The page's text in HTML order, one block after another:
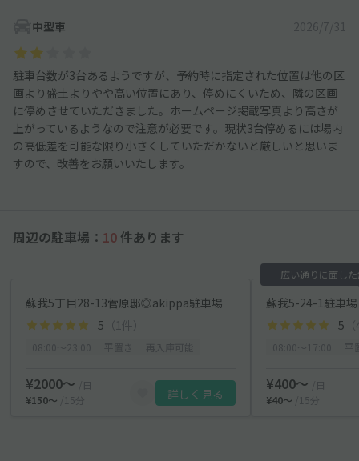
中型車 2026/7/31
駐車台数が3台あるようですが、予約時に指定された位置は他の区
画より盛土よりやや高い位置にあり、停めにくいため、隣の区画
に停めさせていただきました。ホームページ掲載写真より高さが
上がっているようなので注意が必要です。現状3台停めるには場内
の高低差を可能な限り小さくしていただかないと厳しいと思いま
すので、改善をお願いいたします。
周辺の駐車場： 10 件あります
蘇我5丁目28-13菅原邸◎akippa駐車場
5 （1件）
¥2000〜
/日
¥150〜
/15分 詳しく見る
広い通りに面し
蘇我5-24-1駐車場
5
¥400〜
/日
¥40〜
/15分